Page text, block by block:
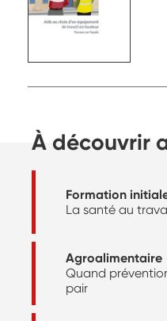
À découvrir
Formation
La santé au
Agroalimentaire
Quand
pair